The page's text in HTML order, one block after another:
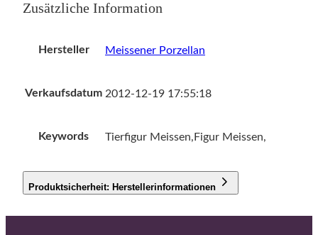
Zusätzliche Information
Hersteller Meissener Porzellan
Verkaufsdatum 2012-12-19 17:55:18
Keywords Tierfigur Meissen,Figur Meissen,
Produktsicherheit: Herstellerinformationen